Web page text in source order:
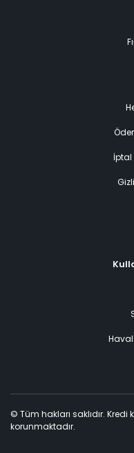
İptal
© Tüm hakları saklıdır. Kredi
korunmaktadır.